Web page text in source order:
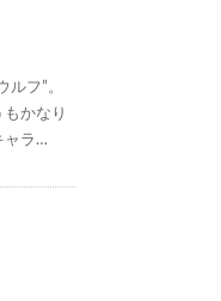
フ”。
かなり
ャラ…